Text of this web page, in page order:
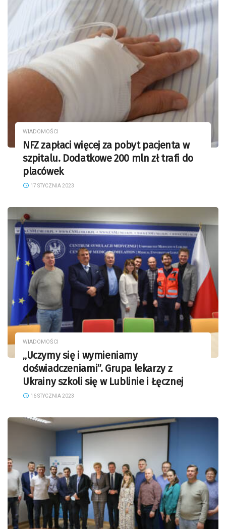
WIADOMOŚCI
NFZ zapłaci więcej za pobyt pacjenta w
szpitalu. Dodatkowe 200 mln zł trafi do
placówek
17 STYCZNIA 2023
WIADOMOŚCI
„Uczymy się i wymieniamy
doświadczeniami”. Grupa lekarzy z
Ukrainy szkoli się w Lublinie i Łęcznej
16 STYCZNIA 2023